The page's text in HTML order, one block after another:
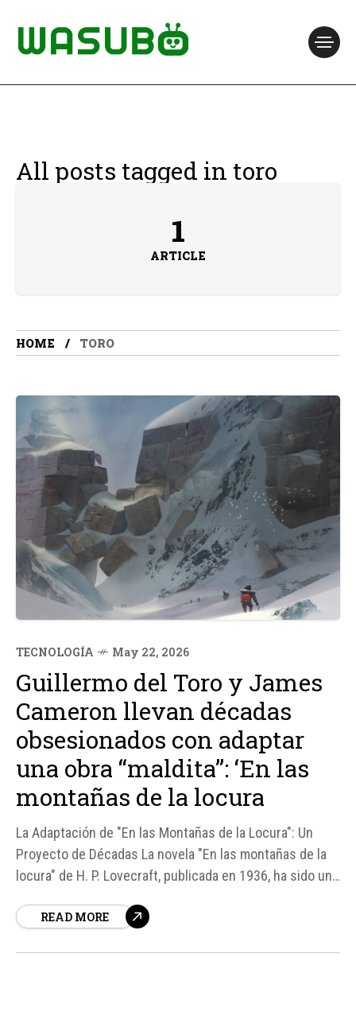
All posts tagged in toro
1
ARTICLE
HOME TORO
TECNOLOGÍA May 22, 2026
Guillermo del Toro y James
Cameron llevan décadas
obsesionados con adaptar
una obra “maldita”: ‘En las
montañas de la locura
La Adaptación de "En las Montañas de la Locura": Un
Proyecto de Décadas La novela "En las montañas de la
locura" de H. P. Lovecraft, publicada en 1936, ha sido un
del Toro y James Cameron son dos de los directores
READ MORE